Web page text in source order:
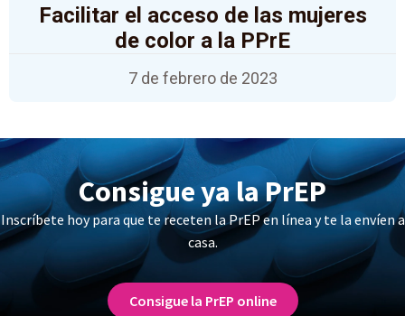
Facilitar el acceso de las mujeres
de color a la PPrE
7 de febrero de 2023
Consigue ya la PrEP
Inscríbete hoy para que te receten la PrEP en línea y te la envíen a
casa.
Consigue la PrEP online